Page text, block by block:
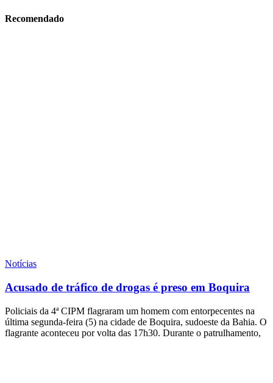
Recomendado
Notícias
Acusado de tráfico de drogas é preso em Boquira
Policiais da 4ª CIPM flagraram um homem com entorpecentes na
última segunda-feira (5) na cidade de Boquira, sudoeste da Bahia. O
flagrante aconteceu por volta das 17h30. Durante o patrulhamento,